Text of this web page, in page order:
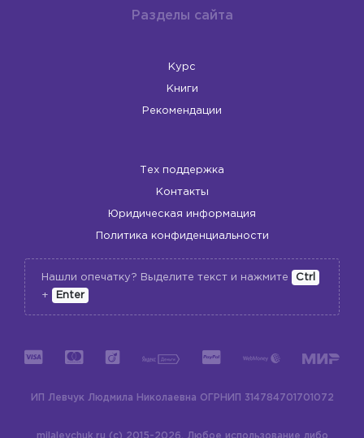
Разделы сайта
Курс
Книги
Рекомендации
Тех поддержка
Контакты
Юридическая информация
Политика конфиденциальности
Нашли опечатку? Выделите текст и нажмите
Ctrl
+
Enter
ИП Левчук Людмила Николаевна ОГРНИП 314784701701072
milalevchuk.ru (c) 2015-2026. Любое использование либо